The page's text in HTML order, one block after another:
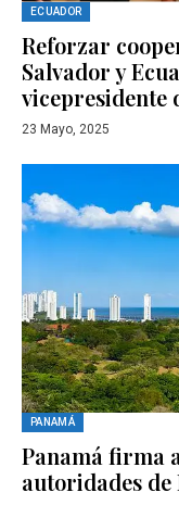
ECUADOR
Reforzar
Salvador y
vicepresidente
23 Mayo, 2025
PANAMÁ
Panamá firma
autoridades de